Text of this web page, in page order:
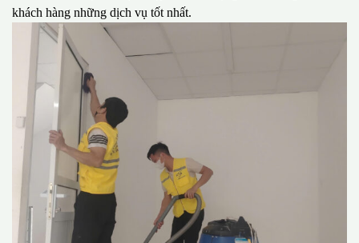
khách hàng những dịch vụ tốt nhất.